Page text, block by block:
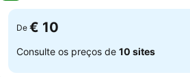
De € 10
Consulte os preços de 10 sites